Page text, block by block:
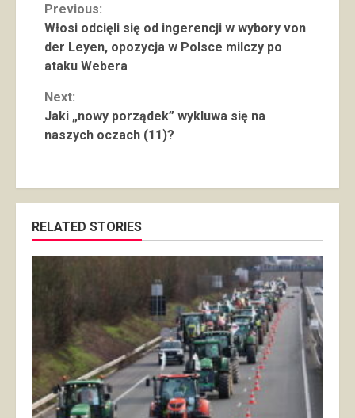
Continue
Reading
Previous:
Włosi odcięli się od ingerencji w wybory von
der Leyen, opozycja w Polsce milczy po
ataku Webera
Next:
Jaki „nowy porządek” wykluwa się na
naszych oczach (11)?
RELATED STORIES